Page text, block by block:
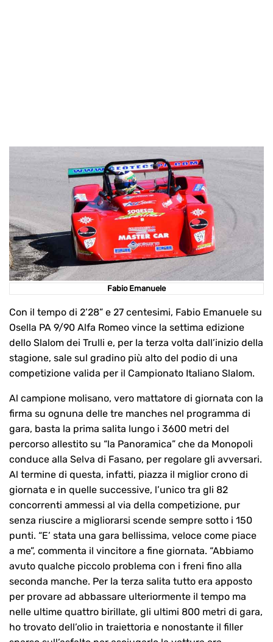
Fabio Emanuele
Con il tempo di 2’28” e 27 centesimi, Fabio Emanuele su
Osella PA 9/90 Alfa Romeo vince la settima edizione
dello Slalom dei Trulli e, per la terza volta dall’inizio della
stagione, sale sul gradino più alto del podio di una
competizione valida per il Campionato Italiano Slalom.
Al campione molisano, vero mattatore di giornata con la
firma su ognuna delle tre manches nel programma di
gara, basta la prima salita lungo i 3600 metri del
percorso allestito su “la Panoramica” che da Monopoli
conduce alla Selva di Fasano, per regolare gli avversari.
Al termine di questa, infatti, piazza il miglior crono di
giornata e in quelle successive, l’unico tra gli 82
concorrenti ammessi al via della competizione, pur
senza riuscire a migliorarsi scende sempre sotto i 150
punti. “E’ stata una gara bellissima, veloce come piace
a me”, commenta il vincitore a fine giornata. “Abbiamo
avuto qualche piccolo problema con i freni fino alla
seconda manche. Per la terza salita tutto era apposto
per provare ad abbassare ulteriormente il tempo ma
nelle ultime quattro birillate, gli ultimi 800 metri di gara,
ho trovato dell’olio in traiettoria e nonostante il filler